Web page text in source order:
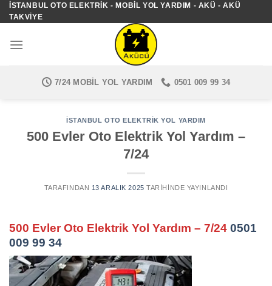
İçeriğe
atla
İSTANBUL OTO ELEKTRIK - MOBIL YOL YARDIM - AKÜ - AKÜ
TAKVIYE
7/24 MOBIL YOL YARDIM 0501 009 99 34
İSTANBUL OTO ELEKTRIK YOL YARDIM
500 Evler Oto Elektrik Yol Yardım –
7/24
TARAFINDAN 13 ARALIK 2025 TARIHINDE YAYINLANDI
500 Evler Oto Elektrik Yol Yardım – 7/24 0501
009 99 34